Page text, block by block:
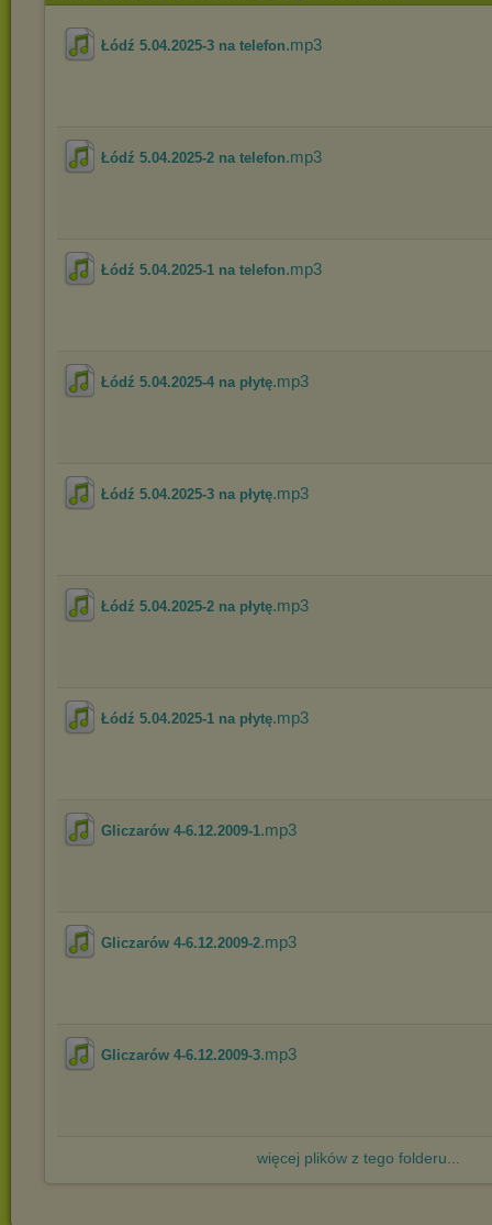
Łódź 5.04.2025-3 na telefon.mp3
Łódź 5.04.2025-2 na telefon.mp3
Łódź 5.04.2025-1 na telefon.mp3
Łódź 5.04.2025-4 na płytę.mp3
Łódź 5.04.2025-3 na płytę.mp3
Łódź 5.04.2025-2 na płytę.mp3
Łódź 5.04.2025-1 na płytę.mp3
Gliczarów 4-6.12.2009-1.mp3
Gliczarów 4-6.12.2009-2.mp3
Gliczarów 4-6.12.2009-3.mp3
więcej plików z tego folderu...